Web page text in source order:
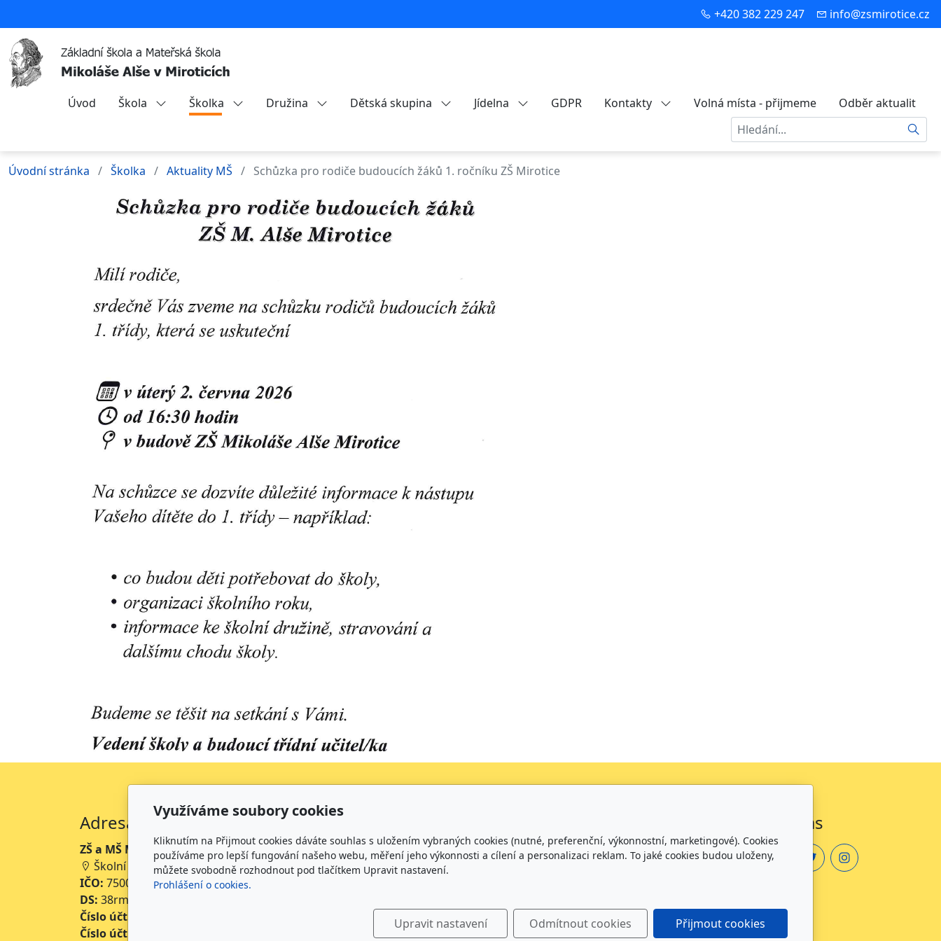
+420 382 229 247 info@zsmirotice.cz
Úvod Škola Školka Družina Dětská skupina Jídelna GDPR Kontakty Volná místa - přijmeme
Odběr aktualit
Hledat
Úvodní stránka Školka Aktuality MŠ Schůzka pro rodiče budoucích žáků 1. ročníku ZŠ Mirotice
Adresa
ZŠ a MŠ Mikoláše Alše Mirotice
Školní 234, 398 01 Mirotice
IČO: 75001063
DS: 38rmpke
Číslo účtu školy:
Číslo účtu jídelny:
Kontakt
+420 734 316 620 - Ředitel školy
+420 733 539 322 - Zástupce ředitele pro předškolní vzdělávání
info@zsmirotice.cz
Sledujte nás
Využíváme soubory cookies
Kliknutím na Přijmout cookies dáváte souhlas s uložením vybraných cookies (nutné, preferenční, výkonnostní, marketingové). Cookies
používáme pro lepší fungování našeho webu, měření jeho výkonnosti a cílení a personalizaci reklam. To jaké cookies budou uloženy,
můžete svobodně rozhodnout pod tlačítkem Upravit nastavení.
Prohlášení o cookies.
Upravit nastavení Odmítnout cookies Přijmout cookies